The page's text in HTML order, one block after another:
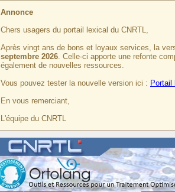
Annonce
Chers usagers du portail lexical du CNRTL,
Après vingt ans de bons et loyaux services, la
septembre 2026. Celle-ci apporte une refonte
également de nouvelles ressources.
Vous pouvez tester la nouvelle version ici : Portail
En vous remerciant,
L'équipe du CNRTL